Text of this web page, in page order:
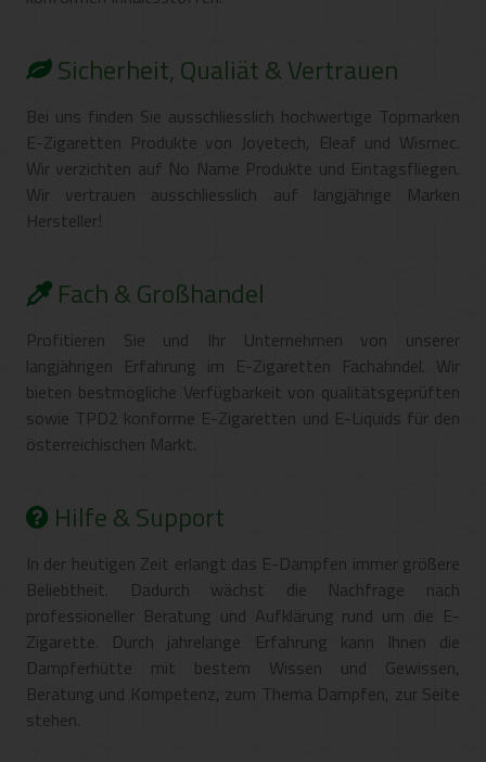
Sicherheit, Qualiät & Vertrauen
Bei uns finden Sie ausschliesslich hochwertige Topmarken
E-Zigaretten Produkte von Joyetech, Eleaf und Wismec.
Wir verzichten auf No Name Produkte und Eintagsfliegen.
Wir vertrauen ausschliesslich auf langjährige Marken
Hersteller!
Fach & Großhandel
Profitieren Sie und Ihr Unternehmen von unserer
langjährigen Erfahrung im E-Zigaretten Fachahndel. Wir
bieten bestmögliche Verfügbarkeit von qualitätsgeprüften
sowie TPD2 konforme E-Zigaretten und E-Liquids für den
österreichischen Markt.
Hilfe & Support
In der heutigen Zeit erlangt das E-Dampfen immer größere
Beliebtheit. Dadurch wächst die Nachfrage nach
professioneller Beratung und Aufklärung rund um die E-
Zigarette. Durch jahrelange Erfahrung kann Ihnen die
Dampferhütte mit bestem Wissen und Gewissen,
Beratung und Kompetenz, zum Thema Dampfen, zur Seite
stehen.